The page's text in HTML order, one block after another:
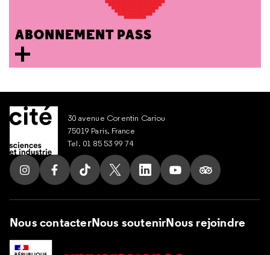
ABONNEMENT PASS
30 avenue Corentin Cariou
75019 Paris, France
Tel. 01 85 53 99 74
Suivez nous sur Instagram
Suivez nous sur Facebook
Suivez nous sur Tik Tok
Suivez nous sur X
Suivez nous sur LinkedIn
Suivez nous sur
Suivez nous
Nous contacterNous soutenirNous rejoindre